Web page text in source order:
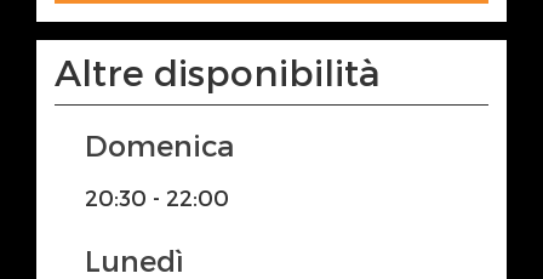
Altre disponibilità
Domenica
20:30 - 22:00
Lunedì